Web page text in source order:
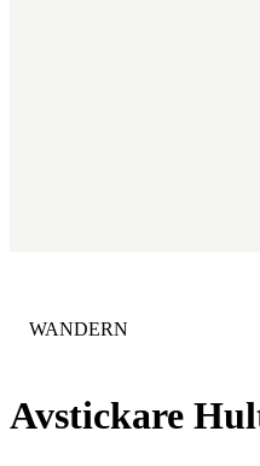
Avstickare
KATEGORIE
WANDERN